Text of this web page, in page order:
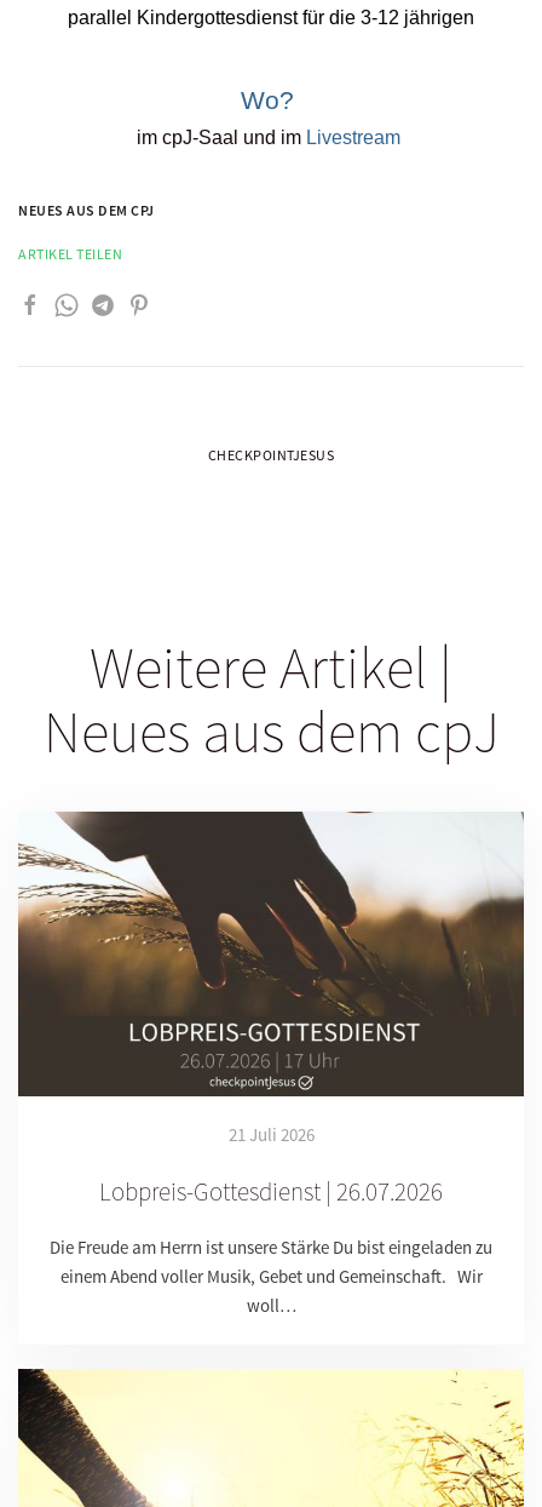
parallel Kindergottesdienst für die 3-12 jährigen
Wo?
im cpJ-Saal und im Livestream
NEUES AUS DEM CPJ
ARTIKEL TEILEN
CHECKPOINTJESUS
Weitere Artikel |
Neues aus dem cpJ
21 Juli 2026
Lobpreis-Gottesdienst | 26.07.2026
Die Freude am Herrn ist unsere Stärke Du bist eingeladen zu
einem Abend voller Musik, Gebet und Gemeinschaft. Wir
woll…